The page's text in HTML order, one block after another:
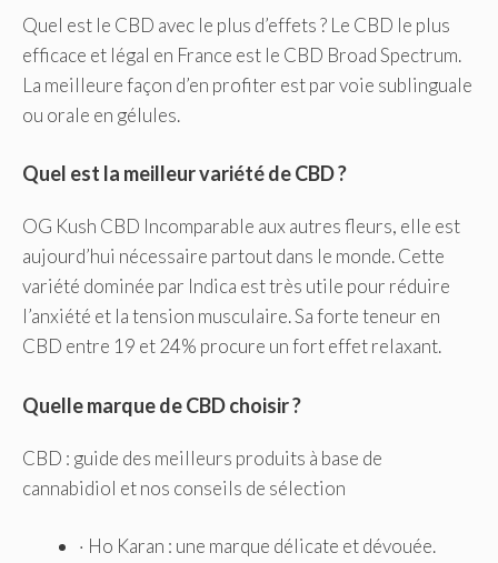
Quel est le CBD avec le plus d’effets ? Le CBD le plus
efficace et légal en France est le CBD Broad Spectrum.
La meilleure façon d’en profiter est par voie sublinguale
ou orale en gélules.
Quel est la meilleur variété de CBD ?
OG Kush CBD Incomparable aux autres fleurs, elle est
aujourd’hui nécessaire partout dans le monde. Cette
variété dominée par Indica est très utile pour réduire
l’anxiété et la tension musculaire. Sa forte teneur en
CBD entre 19 et 24% procure un fort effet relaxant.
Quelle marque de CBD choisir ?
CBD : guide des meilleurs produits à base de
cannabidiol et nos conseils de sélection
· Ho Karan : une marque délicate et dévouée.